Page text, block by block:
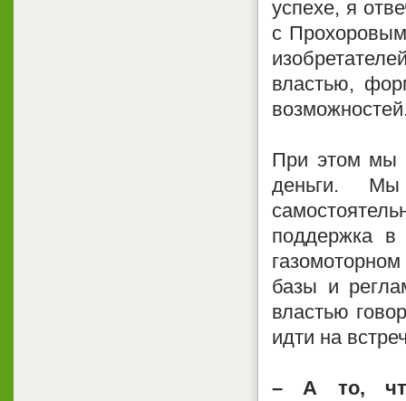
успехе, я
с
властью,
При этом мы
деньги. Мы
поддержка в
базы и
властью
идти на
– А то, что